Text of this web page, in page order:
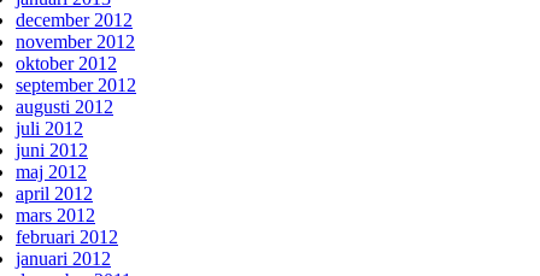
december 2012
november 2012
oktober 2012
september 2012
augusti 2012
juli 2012
juni 2012
maj 2012
april 2012
mars 2012
februari 2012
januari 2012